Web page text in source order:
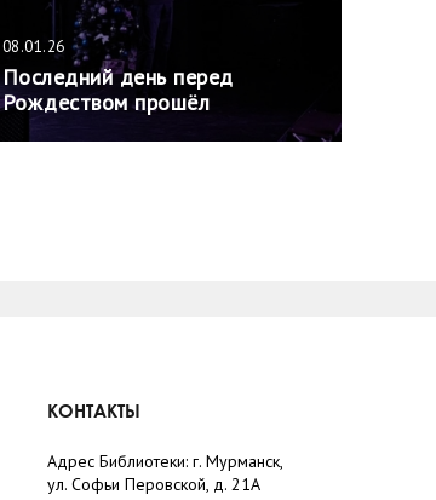
08.01.26
Последний день перед
Рождеством прошёл
КОНТАКТЫ
Адрес Библиотеки: г. Мурманск,
ул. Софьи Перовской, д. 21А